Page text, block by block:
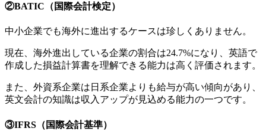
②BATIC（国際会計検定）
中小企業でも海外に進出するケースは珍しくありません。
現在、海外進出している企業の割合は24.7%になり、英語で
作成した損益計算書を理解できる能力は高く評価されます。
また、外資系企業は日系企業よりも給与が高い傾向があり、
英文会計の知識は収入アップが見込める能力の一つです。
③IFRS（国際会計基準）